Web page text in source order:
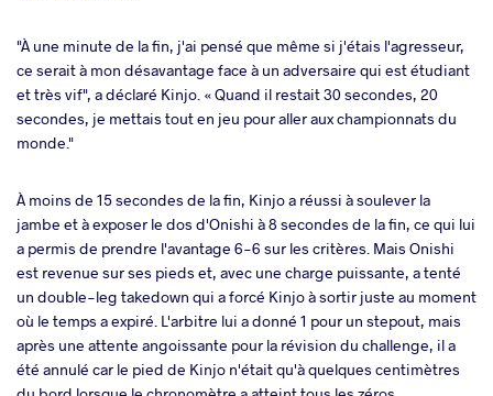
"À une minute de la fin, j'ai pensé que même si j'étais l'agresseur,
ce serait à mon désavantage face à un adversaire qui est étudiant
et très vif", a déclaré Kinjo. « Quand il restait 30 secondes, 20
secondes, je mettais tout en jeu pour aller aux championnats du
monde."
À moins de 15 secondes de la fin, Kinjo a réussi à soulever la
jambe et à exposer le dos d'Onishi à 8 secondes de la fin, ce qui lui
a permis de prendre l'avantage 6-6 sur les critères. Mais Onishi
est revenue sur ses pieds et, avec une charge puissante, a tenté
un double-leg takedown qui a forcé Kinjo à sortir juste au moment
où le temps a expiré. L'arbitre lui a donné 1 pour un stepout, mais
après une attente angoissante pour la révision du challenge, il a
été annulé car le pied de Kinjo n'était qu'à quelques centimètres